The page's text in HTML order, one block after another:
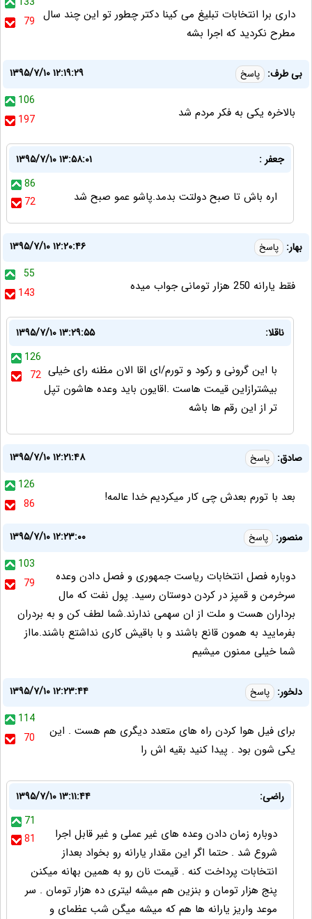
79 داری برا انتخابات تبلیغ می کینا دکتر چطور تو این چند سال
مطرح نکردید که اجرا بشه
بی طرف: پاسخ
۱۳۹۵/۷/۱۰ ۱۲:۱۹:۲۹
106
197
بالاخره یکی به فکر مردم شد
جعفر :
۱۳۹۵/۷/۱۰ ۱۳:۵۸:۰۱
86
72
اره باش تا صبح دولتت بدمد.پاشو عمو صبح شد
بهار: پاسخ
۱۳۹۵/۷/۱۰ ۱۲:۲۰:۴۶
55
143
فقط یارانه 250 هزار تومانی جواب میده
ناقلا:
۱۳۹۵/۷/۱۰ ۱۳:۲۹:۵۵
126
72 با این گرونی و رکود و تورم/ای اقا الان مظنه رای خیلی
بیشترازاین قیمت هاست .اقایون باید وعده هاشون تپل
تر از این رقم ها باشه
صادق: پاسخ
۱۳۹۵/۷/۱۰ ۱۲:۲۱:۴۸
126
86
بعد با تورم بعدش چی کار میکردیم خدا عالمه!
منصور: پاسخ
۱۳۹۵/۷/۱۰ ۱۲:۲۳:۰۰
103
79
دوباره فصل انتخابات ریاست جمهوری و فصل دادن وعده
سرخرمن و قمپز در کردن دوستان رسید. پول نفت که مال
برداران هست و ملت از ان سهمی ندارند.شما لطف کن و به بردران
بفرمایید به همون قانع باشند و با باقیش کاری نداشتع باشند.مااز
شما خیلی ممنون میشیم
دلخور: پاسخ
۱۳۹۵/۷/۱۰ ۱۲:۲۳:۴۴
114
70
برای فیل هوا کردن راه های متعدد دیگری هم هست . این
یکی شون بود . پیدا کنید بقیه اش را
راضی:
۱۳۹۵/۷/۱۰ ۱۳:۱۱:۴۴
71
81
دوباره زمان دادن وعده های غیر عملی و غیر قابل اجرا
شروع شد . حتما اگر این مقدار یارانه رو بخواد بعداز
انتخابات پرداخت کنه . قیمت نان رو به همین بهانه میکنن
پنج هزار تومان و بنزین هم میشه لیتری ده هزار تومان . سر
موعد واریز یارانه ها هم که میشه میگن شب عظمای و